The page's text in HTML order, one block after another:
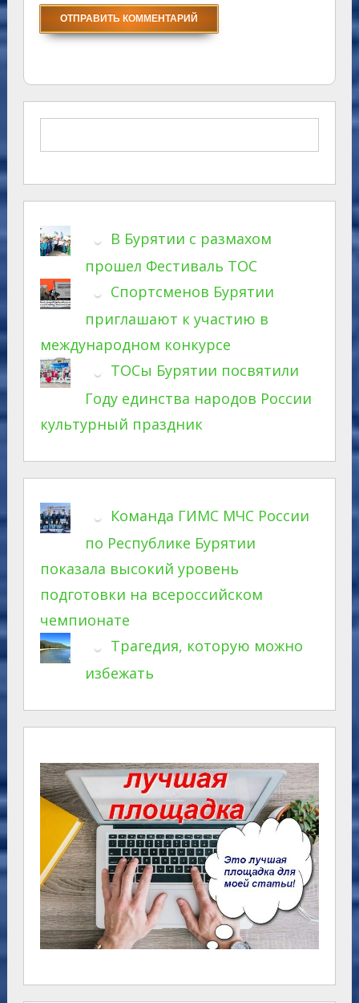
В Бурятии с размахом
прошел Фестиваль ТОС
Спортсменов Бурятии
приглашают к участию в
международном конкурсе
ТОСы Бурятии посвятили
Году единства народов России
культурный праздник
Команда ГИМС МЧС России
по Республике Бурятии
показала высокий уровень
подготовки на всероссийском
чемпионате
Трагедия, которую можно
избежать